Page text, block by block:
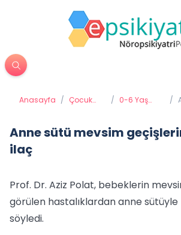
Anasayfa / Çocuk
/ 0-6 Yaş
/
Anne sütü mevsim
ilaç
Prof. Dr. Aziz Polat, bebeklerin
görülen hastalıklardan anne
söyledi.